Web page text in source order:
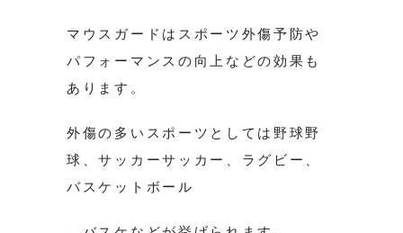
マウスガードはスポーツ外傷予防や
パフォーマンスの向上などの効果も
あります。
外傷の多いスポーツとしては野球野
球、サッカーサッカー、ラグビー、
バスケットボール